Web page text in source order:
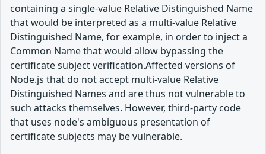
containing a single-value Relative Distinguished Name
that would be interpreted as a multi-value Relative
Distinguished Name, for example, in order to inject a
Common Name that would allow bypassing the
certificate subject verification.Affected versions of
Node.js that do not accept multi-value Relative
Distinguished Names and are thus not vulnerable to
such attacks themselves. However, third-party code
that uses node's ambiguous presentation of
certificate subjects may be vulnerable.